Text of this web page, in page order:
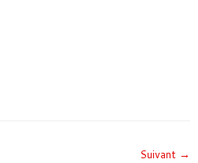
Suivant →